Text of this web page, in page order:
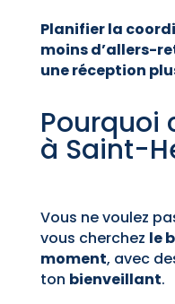
Planifier la
moins d’allers-
une réception
Pourquoi
à Saint-
Vous ne voulez
vous cherchez le
moment, avec
ton bienveillant.